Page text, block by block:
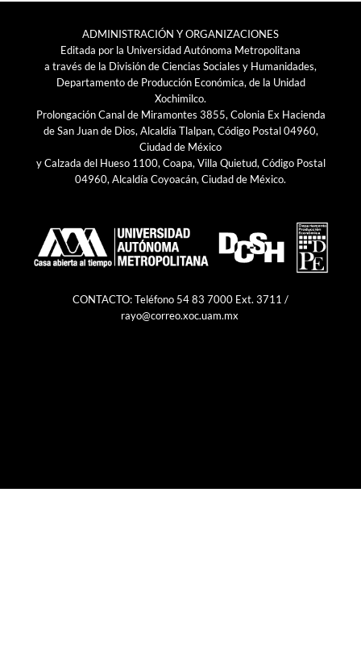
ADMINISTRACIÓN Y ORGANIZACIONES
Editada por la Universidad Autónoma Metropolitana
a través de la División de Ciencias Sociales y Humanidades,
Departamento de Producción Económica, de la Unidad
Xochimilco.
Prolongación Canal de Miramontes 3855, Colonia Ex Hacienda
de San Juan de Dios, Alcaldía Tlalpan, Código Postal 04960,
Ciudad de México
y Calzada del Hueso 1100, Coapa, Villa Quietud, Código Postal
04960, Alcaldía Coyoacán, Ciudad de México.
CONTACTO: Teléfono 54 83 7000 Ext. 3711 /
rayo@correo.xoc.uam.mx